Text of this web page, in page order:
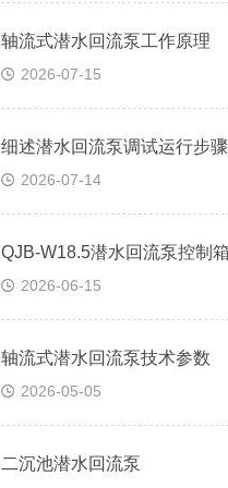
轴流式潜水回流泵工作原理
2026-07-15
细述潜水回流泵调试运行步骤
2026-07-14
2026-06-15
轴流式潜水回流泵技术参数
2026-05-05
二沉池潜水回流泵